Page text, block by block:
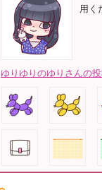
用く
ゆりゆりのゆりさんの